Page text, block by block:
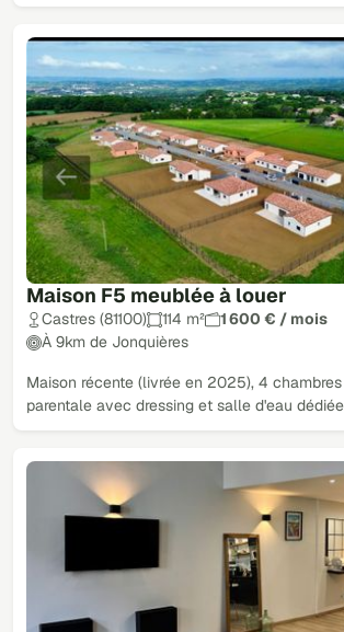
Maison F5 meublée à louer
Castres (81100) 114 m²
1 600 € / mois
À 9km de Jonquières
Maison récente (livrée en 2025), 4
parentale avec dressing et salle d'eau